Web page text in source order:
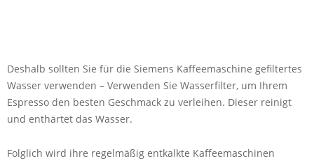
Deshalb sollten Sie für die Siemens Kaffeemaschine gefiltertes
Wasser verwenden – Verwenden Sie Wasserfilter, um Ihrem
Espresso den besten Geschmack zu verleihen. Dieser reinigt
und enthärtet das Wasser.
Folglich wird ihre regelmäßig entkalkte Kaffeemaschinen